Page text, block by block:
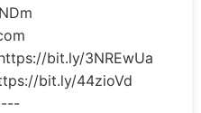
bit.ly/3NREwUa
bit.ly/44zioVd